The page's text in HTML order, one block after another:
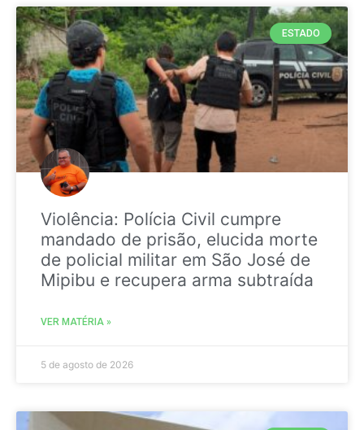
ESTADO
Violência: Polícia Civil cumpre
mandado de prisão, elucida morte
de policial militar em São José de
Mipibu e recupera arma subtraída
VER MATÉRIA »
5 de agosto de 2026